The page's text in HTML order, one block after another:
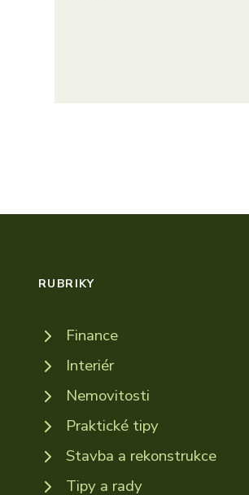
RUBRIKY
Finance
Interiér
Nemovitosti
Praktické tipy
Stavba a rekonstrukce
Tipy a rady